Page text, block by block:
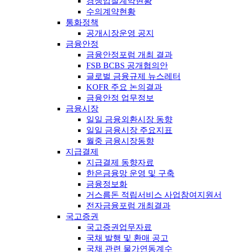
수의계약현황
통화정책
공개시장운영 공지
금융안정
금융안정포럼 개최 결과
FSB BCBS 공개협의안
글로벌 금융규제 뉴스레터
KOFR 주요 논의결과
금융안정 업무정보
금융시장
일일 금융외환시장 동향
일일 금융시장 주요지표
월중 금융시장동향
지급결제
지급결제 동향자료
한은금융망 운영 및 구축
금융정보화
거스름돈 적립서비스 사업참여지원서
전자금융포럼 개최결과
국고증권
국고증권업무자료
국채 발행 및 환매 공고
국채 관련 물가연동계수